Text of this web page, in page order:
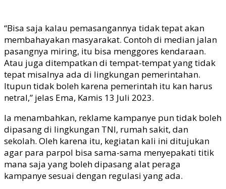
“Bisa saja kalau pemasangannya tidak tepat akan
membahayakan masyarakat. Contoh di median jalan
pasangnya miring, itu bisa menggores kendaraan.
Atau juga ditempatkan di tempat-tempat yang tidak
tepat misalnya ada di lingkungan pemerintahan.
Itupun tidak boleh karena pemerintah itu kan harus
netral,” jelas Ema, Kamis 13 Juli 2023.
Ia menambahkan, reklame kampanye pun tidak boleh
dipasang di lingkungan TNI, rumah sakit, dan
sekolah. Oleh karena itu, kegiatan kali ini ditujukan
agar para parpol bisa sama-sama menyepakati titik
mana saja yang boleh dipasang alat peraga
kampanye sesuai dengan regulasi yang ada.